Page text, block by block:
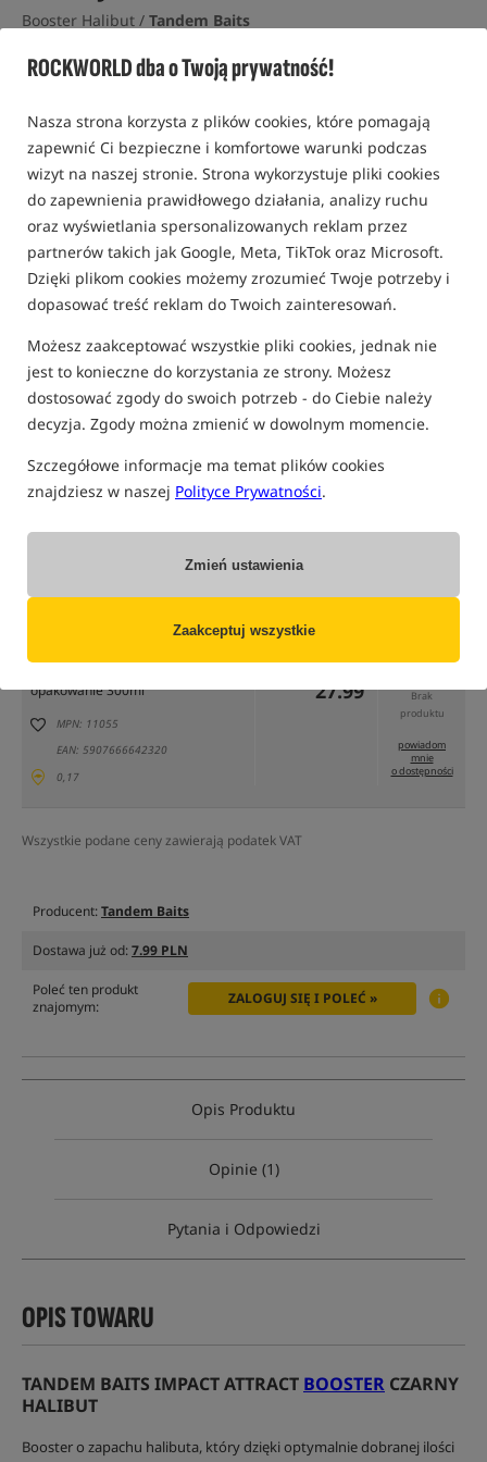
ROCKWORLD dba o Twoją prywatność!
Nasza strona korzysta z plików cookies, które pomagają
zapewnić Ci bezpieczne i komfortowe warunki podczas
wizyt na naszej stronie. Strona wykorzystuje pliki cookies
do zapewnienia prawidłowego działania, analizy ruchu
oraz wyświetlania spersonalizowanych reklam przez
partnerów takich jak Google, Meta, TikTok oraz Microsoft.
Dzięki plikom cookies możemy zrozumieć Twoje potrzeby i
dopasować treść reklam do Twoich zainteresowań.
Możesz zaakceptować wszystkie pliki cookies, jednak nie
jest to konieczne do korzystania ze strony. Możesz
dostosować zgody do swoich potrzeb - do Ciebie należy
decyzja. Zgody można zmienić w dowolnym momencie.
Szczegółowe informacje ma temat plików cookies
znajdziesz w naszej Polityce Prywatności.
Zmień ustawienia
Zaakceptuj wszystkie
Booster Halibut / Tandem Baits
5,0
1 opinia | ponad 140 osób kupiło ten produkt
opakowanie 300ml
MPN: 11055
EAN: 5907666642320
0,17
27.99
Brak
produktu
powiadom
mnie
o dostępności
Wszystkie podane ceny zawierają podatek VAT
Producent:Tandem Baits
Dostawa już od:7.99 PLN
Poleć ten produkt
znajomym:
ZALOGUJ SIĘ I POLEĆ »
Opis Produktu
Opinie (1)
Pytania i Odpowiedzi
OPIS TOWARU
TANDEM BAITS IMPACT ATTRACT BOOSTER CZARNY
HALIBUT
Booster o zapachu halibuta, który dzięki optymalnie dobranej ilości